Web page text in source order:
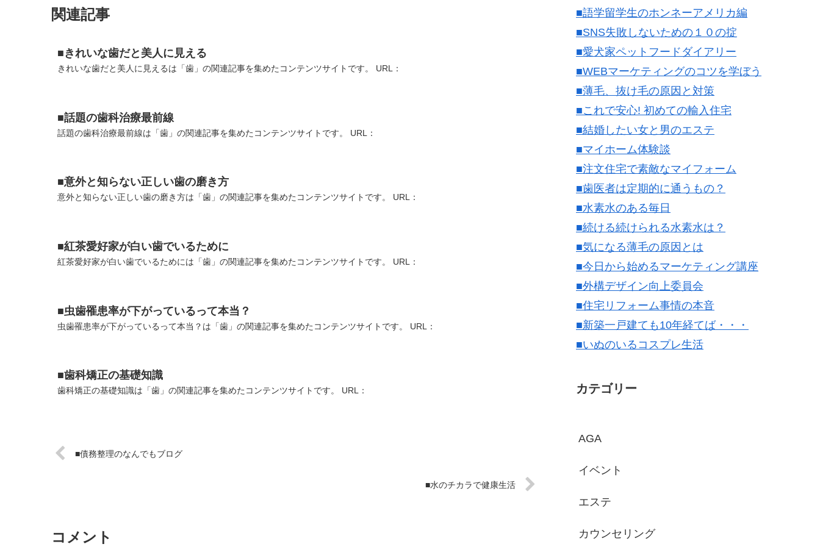
関連記事
■きれいな歯だと美人に見える
きれいな歯だと美人に見えるは「歯」の関連記事を集めたコンテンツサイトです。 URL：
■話題の歯科治療最前線
話題の歯科治療最前線は「歯」の関連記事を集めたコンテンツサイトです。 URL：
■意外と知らない正しい歯の磨き方
意外と知らない正しい歯の磨き方は「歯」の関連記事を集めたコンテンツサイトです。 URL：
■紅茶愛好家が白い歯でいるために
紅茶愛好家が白い歯でいるためには「歯」の関連記事を集めたコンテンツサイトです。 URL：
■虫歯罹患率が下がっているって本当？
虫歯罹患率が下がっているって本当？は「歯」の関連記事を集めたコンテンツサイトです。 URL：
■歯科矯正の基礎知識
歯科矯正の基礎知識は「歯」の関連記事を集めたコンテンツサイトです。 URL：
■債務整理のなんでもブログ
■水のチカラで健康生活
コメント
■語学留学生のホンネーアメリカ編
■SNS失敗しないための１０の掟
■愛犬家ペットフードダイアリー
■WEBマーケティングのコツを学ぼう
■薄毛、抜け毛の原因と対策
■これで安心! 初めての輸入住宅
■結婚したい女と男のエステ
■マイホーム体験談
■注文住宅で素敵なマイフォーム
■歯医者は定期的に通うもの？
■水素水のある毎日
■続ける続けられる水素水は？
■気になる薄毛の原因とは
■今日から始めるマーケティング講座
■外構デザイン向上委員会
■住宅リフォーム事情の本音
■新築一戸建ても10年経てば・・・
■いぬのいるコスプレ生活
カテゴリー
AGA
イベント
エステ
カウンセリング